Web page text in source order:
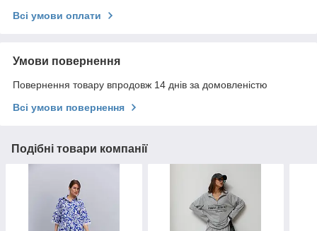
Всі умови оплати
Умови повернення
Повернення товару впродовж 14 днів за домовленістю
Всі умови повернення
Подібні товари компанії